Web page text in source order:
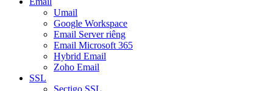
Umail
Google Workspace
Email Server riêng
Email Microsoft 365
Hybrid Email
Zoho Email
SSL
Sectigo SSL